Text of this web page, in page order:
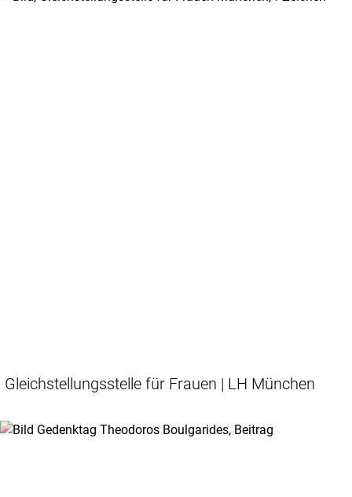
Gleichstellungsstelle für Frauen | LH München